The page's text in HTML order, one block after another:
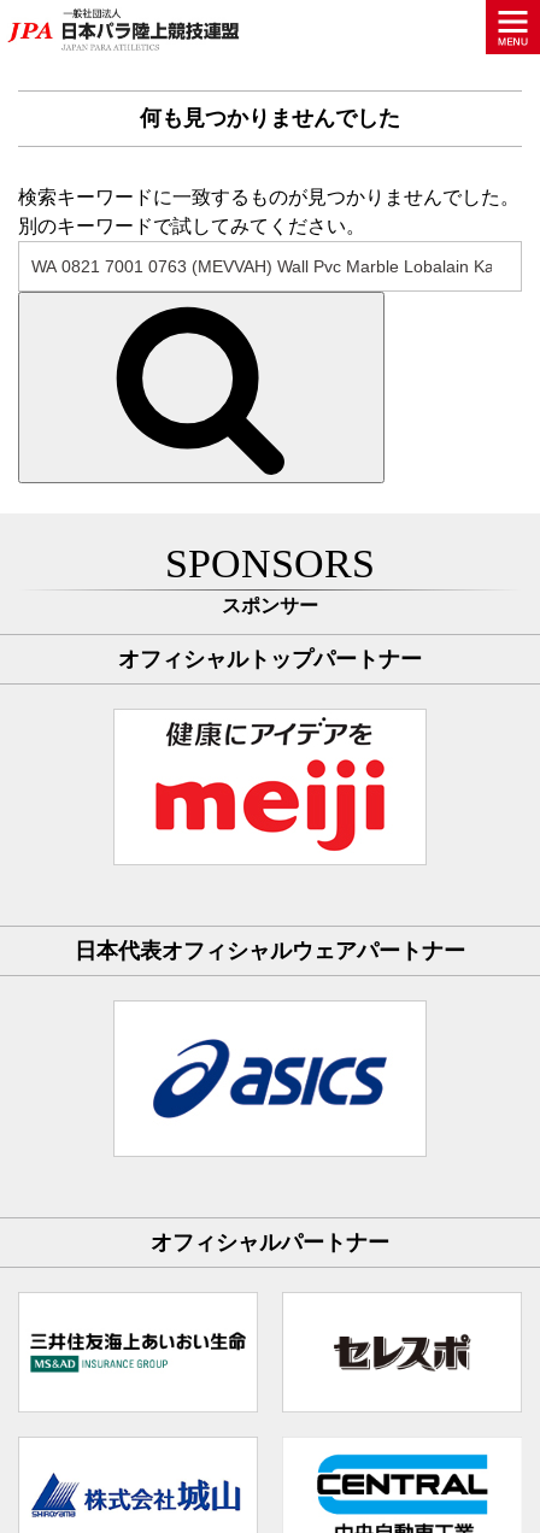
何も見つかりませんでした
検索キーワードに一致するものが見つかりませんでした。
別のキーワードで試してみてください。
SPONSORS
スポンサー
オフィシャルトップパートナー
日本代表オフィシャルウェアパートナー
オフィシャルパートナー